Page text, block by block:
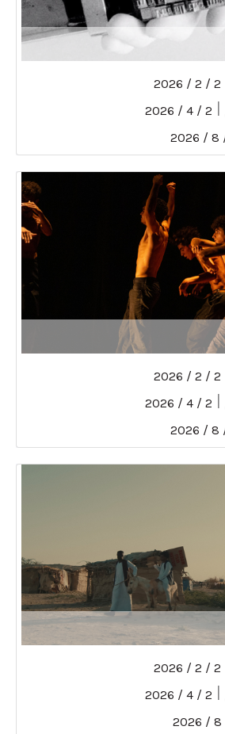
2 / 2 / 2026
2 / 4 / 2026
2 / 2 / 2026
2 / 4 / 2026
2 / 2 / 2026
2 / 4 / 2026